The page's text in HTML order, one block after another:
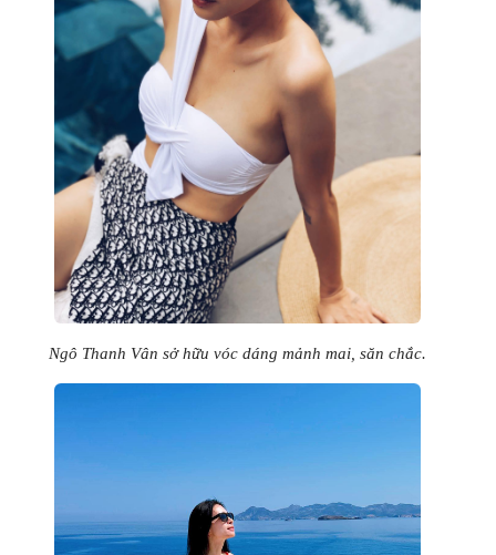
Ngô Thanh Vân sở hữu vóc dáng mảnh mai, săn chắc.